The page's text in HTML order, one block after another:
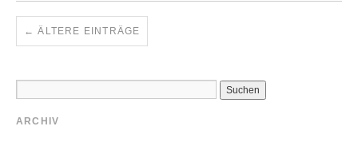
← ÄLTERE EINTRÄGE
ARCHIV